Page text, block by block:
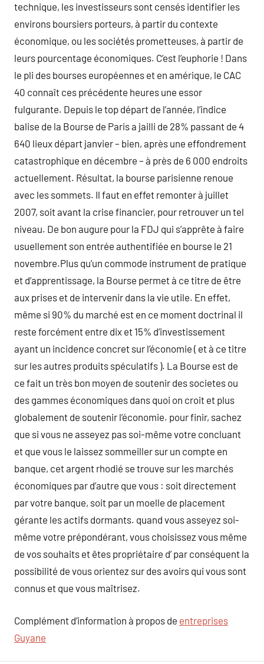
technique, les investisseurs sont censés identifier les
environs boursiers porteurs, à partir du contexte
économique, ou les sociétés prometteuses, à partir de
leurs pourcentage économiques. C’est l’euphorie ! Dans
le pli des bourses européennes et en amérique, le CAC
40 connaît ces précédente heures une essor
fulgurante. Depuis le top départ de l’année, l’indice
balise de la Bourse de Paris a jailli de 28% passant de 4
640 lieux départ janvier – bien, après une effondrement
catastrophique en décembre – à près de 6 000 endroits
actuellement. Résultat, la bourse parisienne renoue
avec les sommets. Il faut en effet remonter à juillet
2007, soit avant la crise financier, pour retrouver un tel
niveau. De bon augure pour la FDJ qui s’apprête à faire
usuellement son entrée authentifiée en bourse le 21
novembre.Plus qu’un commode instrument de pratique
et d’apprentissage, la Bourse permet à ce titre de être
aux prises et de intervenir dans la vie utile. En effet,
même si 90% du marché est en ce moment doctrinal il
reste forcément entre dix et 15% d’investissement
ayant un incidence concret sur l’économie ( et à ce titre
sur les autres produits spéculatifs ). La Bourse est de
ce fait un très bon moyen de soutenir des societes ou
des gammes économiques dans quoi on croit et plus
globalement de soutenir l’économie. pour finir, sachez
que si vous ne asseyez pas soi-même votre concluant
et que vous le laissez sommeiller sur un compte en
banque, cet argent rhodié se trouve sur les marchés
économiques par d’autre que vous : soit directement
par votre banque, soit par un moelle de placement
gérante les actifs dormants. quand vous asseyez soi-
même votre prépondérant, vous choisissez vous même
de vos souhaits et êtes propriétaire d’ par conséquent la
possibilité de vous orientez sur des avoirs qui vous sont
connus et que vous maîtrisez.
Complément d’information à propos de entreprises
Guyane